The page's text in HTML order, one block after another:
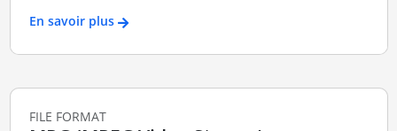
En savoir plus
FILE FORMAT